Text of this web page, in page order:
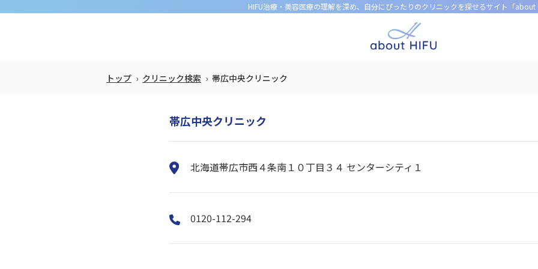
HIFU治療・美容医療の理解を深め、 自分にぴったりのクリニックを探せるサイト「about
トップ クリニック検索 帯広中央クリニック
帯広中央クリニック
北海道帯広市西４条南１０丁目３４ センターシティ１
0120-112-294